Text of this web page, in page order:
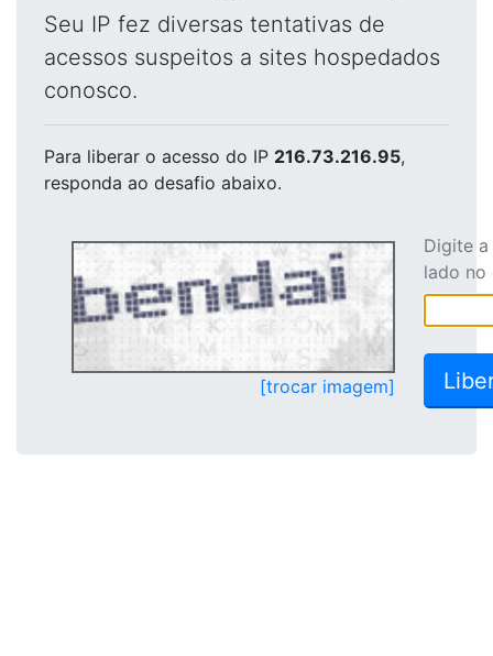
Seu IP fez diversas tentativas de
acessos suspeitos a sites hospedados
conosco.
Para liberar o acesso do IP 216.73.216.95,
responda ao desafio abaixo.
[trocar imagem]
Digite
lado no